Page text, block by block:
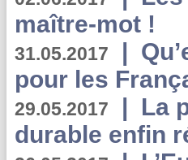
maître-mot !
31.05.2017 |
pour les
29.05.2017 | La
durable enfin